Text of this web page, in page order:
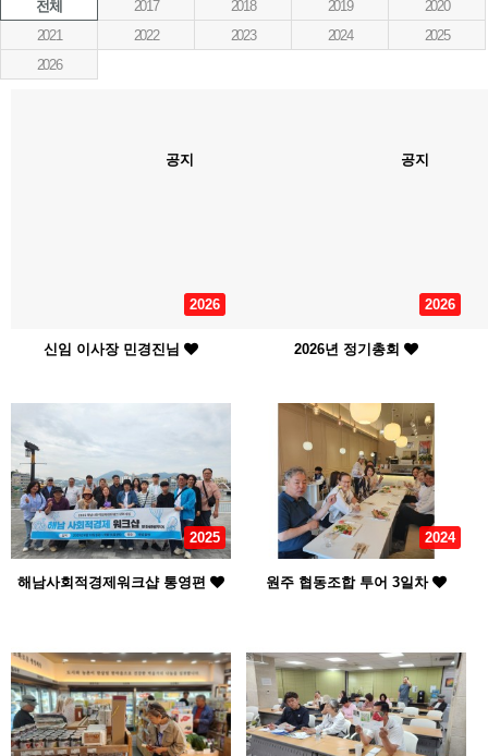
전체 2017 2018 2019
2020
2021
2022 2023 2024
2025
2026
공지
2026
신임 이사장 민경진님
공지
2026
2026년 정기총회
2025
해남사회적경제워크샵 통영편
2024
원주 협동조합 투어 3일차